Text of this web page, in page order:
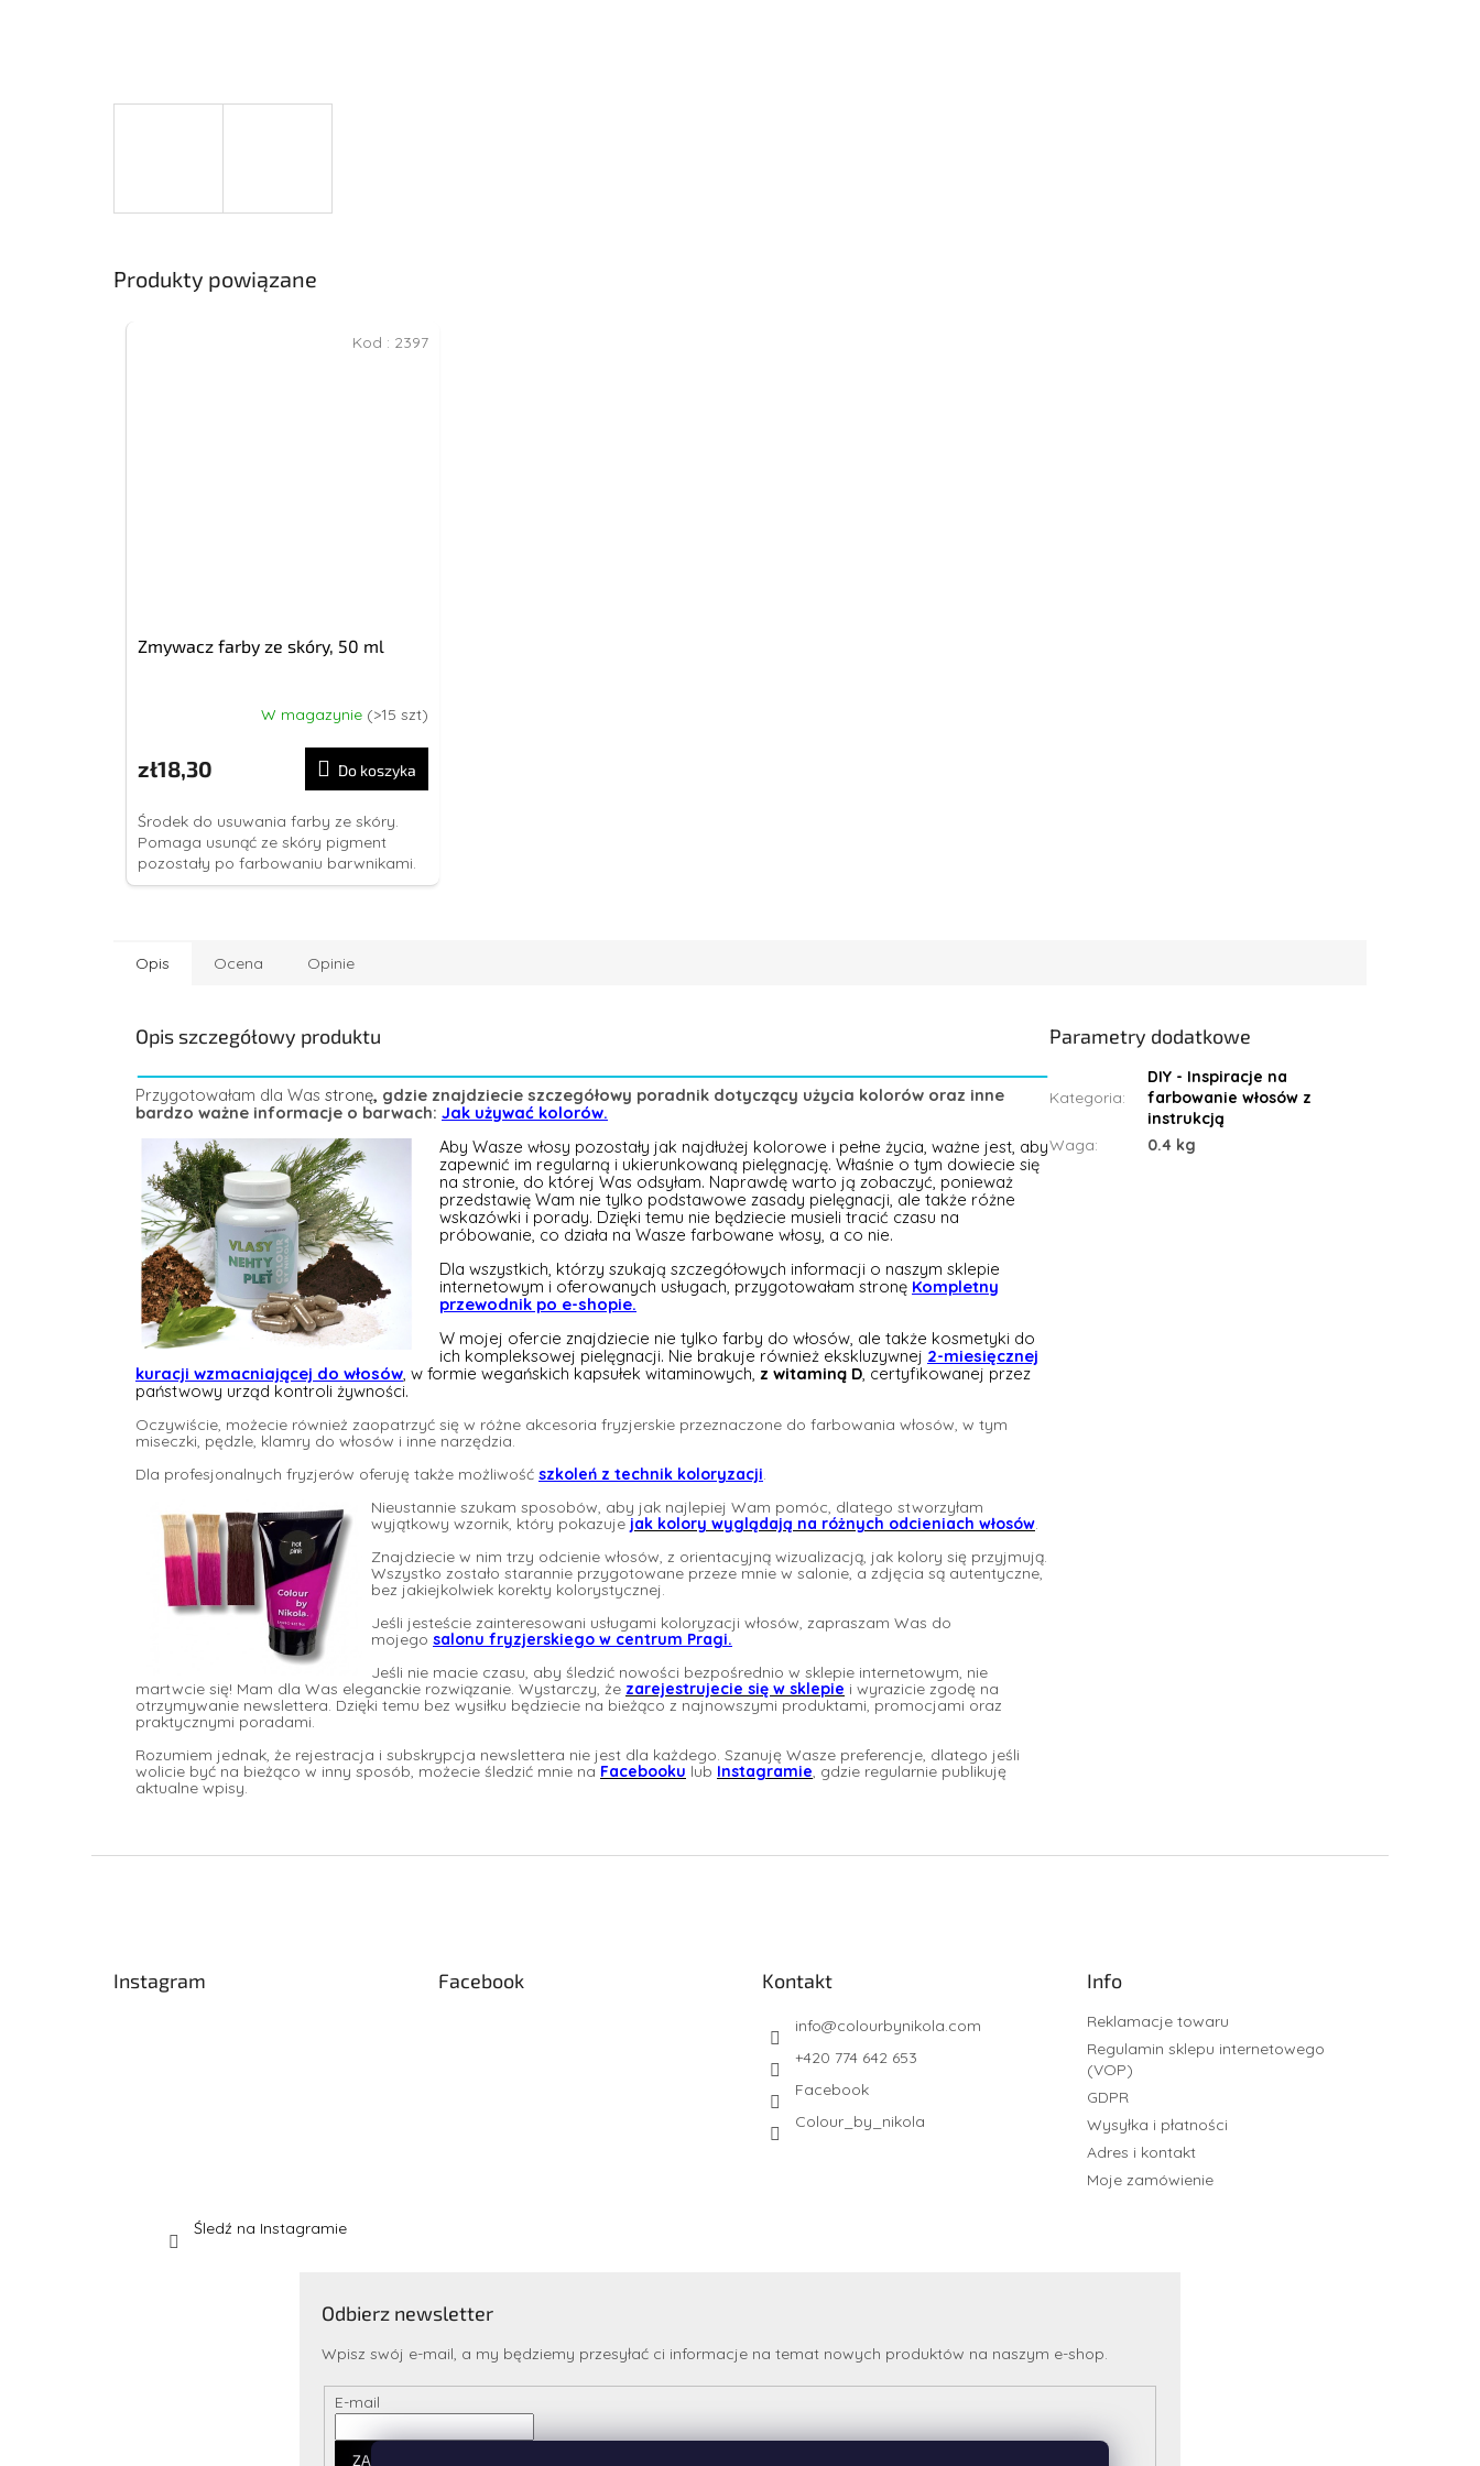
Produkty powiązane
Zmywacz farby ze skóry, 50 ml
W magazynie (>15 szt)
zł18,30 Do koszyka
Środek do usuwania farby ze skóry.
Pomaga usunąć ze skóry pigment
pozostały po farbowaniu barwnikami.
Kod : 2397
Opis Ocena Opinie
Opis szczegółowy produktu
Przygotowałam dla Was stronę, gdzie znajdziecie szczegółowy poradnik dotyczący użycia kolorów oraz inne
bardzo ważne informacje o barwach: Jak używać kolorów.
Aby Wasze włosy pozostały jak najdłużej kolorowe i pełne życia, ważne jest, aby
zapewnić im regularną i ukierunkowaną pielęgnację. Właśnie o tym dowiecie się
na stronie, do której Was odsyłam. Naprawdę warto ją zobaczyć, ponieważ
przedstawię Wam nie tylko podstawowe zasady pielęgnacji, ale także różne
wskazówki i porady. Dzięki temu nie będziecie musieli tracić czasu na
próbowanie, co działa na Wasze farbowane włosy, a co nie.
Dla wszystkich, którzy szukają szczegółowych informacji o naszym sklepie
internetowym i oferowanych usługach, przygotowałam stronę Kompletny
przewodnik po e-shopie.
W mojej ofercie znajdziecie nie tylko farby do włosów, ale także kosmetyki do
ich kompleksowej pielęgnacji. Nie brakuje również ekskluzywnej 2-miesięcznej
kuracji wzmacniającej do włosów , w formie wegańskich kapsułek witaminowych, z witaminą D , certyfikowanej przez
państwowy urząd kontroli żywności.
Oczywiście, możecie również zaopatrzyć się w różne akcesoria fryzjerskie przeznaczone do farbowania włosów, w tym
miseczki, pędzle, klamry do włosów i inne narzędzia.
Dla profesjonalnych fryzjerów oferuję także możliwość szkoleń z technik koloryzacji
Nieustannie szukam sposobów, aby jak najlepiej Wam pomóc, dlatego stworzyłam
wyjątkowy wzornik, który pokazuje jak kolory wyglądają na różnych odcieniach włosów
Znajdziecie w nim trzy odcienie włosów, z orientacyjną wizualizacją, jak kolory się przyjmują.
Wszystko zostało starannie przygotowane przeze mnie w salonie, a zdjęcia są autentyczne,
bez jakiejkolwiek korekty kolorystycznej.
Jeśli jesteście zainteresowani usługami koloryzacji włosów, zapraszam Was do
mojego salonu fryzjerskiego w centrum Pragi.
Jeśli nie macie czasu, aby śledzić nowości bezpośrednio w sklepie internetowym, nie
martwcie się! Mam dla Was eleganckie rozwiązanie. Wystarczy, że zarejestrujecie się w sklepie i wyrazicie zgodę na
otrzymywanie newslettera. Dzięki temu bez wysiłku będziecie na bieżąco z najnowszymi produktami, promocjami oraz
praktycznymi poradami.
Rozumiem jednak, że rejestracja i subskrypcja newslettera nie jest dla każdego. Szanuję Wasze preferencje, dlatego jeśli
wolicie być na bieżąco w inny sposób, możecie śledzić mnie na Facebooku lub Instagramie , gdzie regularnie publikuję
aktualne wpisy.
Parametry dodatkowe
Kategoria:
DIY - Inspiracje na
farbowanie włosów z
instrukcją
Waga: 0.4 kg
Instagram
Śledź na Instagramie
Facebook Kontakt
info@colourbynikola.com
+420 774 642 653
Facebook
Colour_by_nikola
Info
Reklamacje towaru
Regulamin sklepu internetowego
(VOP)
GDPR
Wysyłka i płatności
Adres i kontakt
Moje zamówienie
Odbierz newsletter
Wpisz swój e-mail, a my będziemy przesyłać ci informacje na temat nowych produktów na naszym e-shop.
E-mail
ZALOGUJ SIĘ